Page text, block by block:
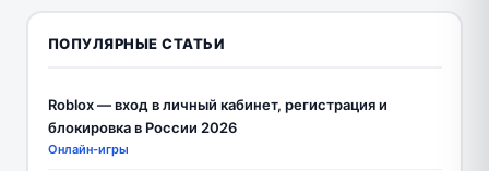
ПОПУЛЯРНЫЕ СТАТЬИ
Roblox — вход в личный кабинет, регистрация и
блокировка в России 2026
Онлайн-игры